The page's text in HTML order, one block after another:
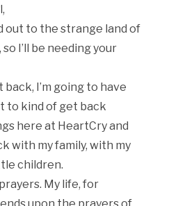
out to the strange land of
I’ll be needing your
I’m going to have
to kind of get back
here at HeartCry and
with my family, with my
children.
My life, for